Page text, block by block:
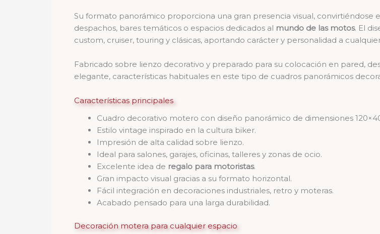
Su formato panorámico proporciona una gran presencia visual, convirtiéndose
despachos, bares temáticos o espacios dedicados al mundo de las motos. El
custom, cruiser, touring y clásicas, aportando carácter y personalidad a
Fabricado sobre lienzo decorativo y preparado para su colocación en pared,
elegante, características habituales en este tipo de cuadros panorámicos
Características principales
Cuadro decorativo motero con diseño panorámico de dimensiones
Estilo vintage inspirado en la cultura biker.
Impresión de alta calidad sobre lienzo.
Ideal para salones, garajes, oficinas, talleres y zonas de ocio.
Excelente idea de regalo para motoristas.
Gran impacto visual gracias a su formato horizontal.
Fácil integración en decoraciones industriales, retro y moteras.
Acabado pensado para una larga durabilidad.
Decoración motera para cualquier espacio